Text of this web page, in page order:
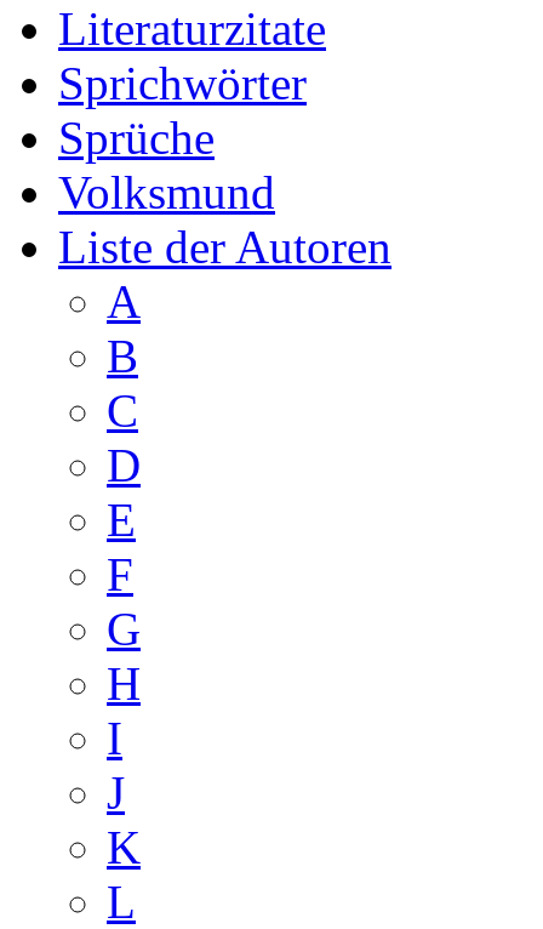
Literaturzitate
Sprichwörter
Sprüche
Volksmund
Liste der Autoren
A
B
C
D
E
F
G
H
I
J
K
L